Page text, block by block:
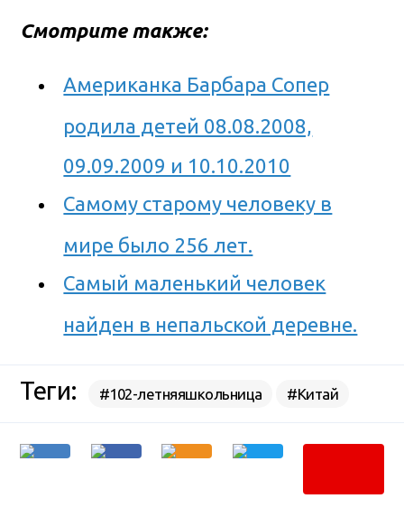
Смотрите также:
Американка Барбара Сопер
родила детей 08.08.2008,
09.09.2009 и 10.10.2010
Самому старому человеку в
мире было 256 лет.
Самый маленький человек
найден в непальской деревне.
Теги: #102-летняяшкольница #Китай